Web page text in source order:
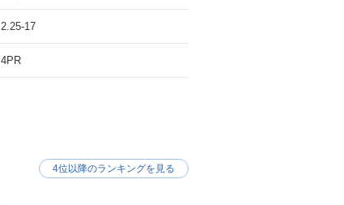
2.25-17
4PR
4位以降のランキングを見る